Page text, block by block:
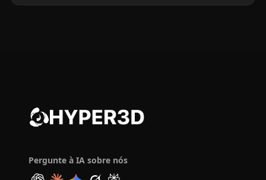
Pergunte à IA sobre nós